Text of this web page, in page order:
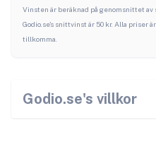
Vinsten är beräknad på genomsnittet
Godio.se's snittvinst är 50 kr. Alla priser
tillkomma.
Godio.se's villkor